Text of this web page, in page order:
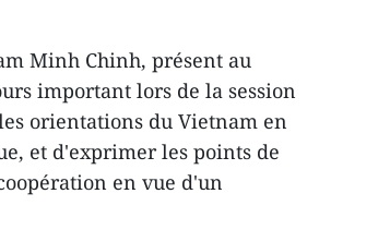
Minh Chinh, présent au
important lors de la session
orientations du Vietnam en
et d'exprimer les points de
en vue d'un